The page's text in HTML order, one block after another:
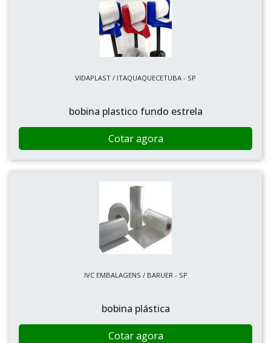
VIDAPLAST / ITAQUAQUECETUBA - SP
bobina plastico fundo estrela
Cotar agora
IVC EMBALAGENS / BARUER - SP
bobina plástica
Cotar agora